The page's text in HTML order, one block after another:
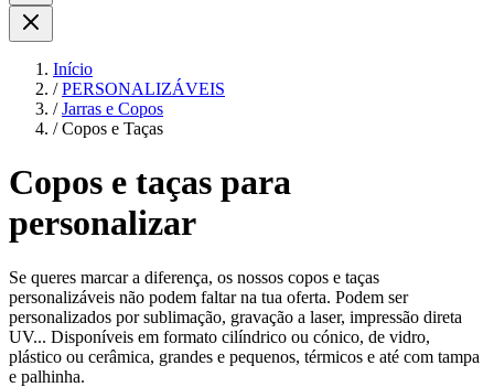
Início
/ PERSONALIZÁVEIS
/ Jarras e Copos
/ Copos e Taças
Copos e taças para
personalizar
Se queres marcar a diferença, os nossos copos e taças
personalizáveis não podem faltar na tua oferta. Podem ser
personalizados porsublimação, gravação a laser, impressão direta
UV... Disponíveis em formato cilíndrico ou cónico, de vidro,
plástico ou cerâmica, grandes e pequenos, térmicos e até com tampa
e palhinha.